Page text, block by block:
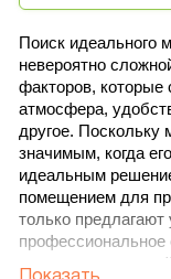
Поиск идеального
невероятно
факторов, которые
атмосфера,
другое. Поскольку
значимым, когда
идеальным
помещением для
только
часто могут